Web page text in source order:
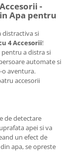
-
Apa pentru
distractiva si
4 Accesorii!
a distra si
automate si
aventura.
accesorii
de detectare
apei si va
un efect de
apa, se opreste